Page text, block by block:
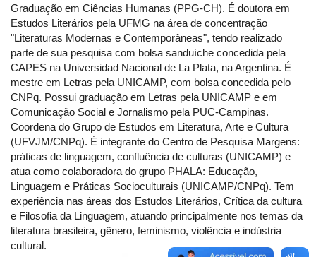
Graduação em Ciências Humanas (PPG-CH). É doutora em
Estudos Literários pela UFMG na área de concentração
"Literaturas Modernas e Contemporâneas", tendo realizado
parte de sua pesquisa com bolsa sanduíche concedida pela
CAPES na Universidad Nacional de La Plata, na Argentina. É
mestre em Letras pela UNICAMP, com bolsa concedida pelo
CNPq. Possui graduação em Letras pela UNICAMP e em
Comunicação Social e Jornalismo pela PUC-Campinas.
Coordena do Grupo de Estudos em Literatura, Arte e Cultura
(UFVJM/CNPq). É integrante do Centro de Pesquisa Margens:
práticas de linguagem, confluência de culturas (UNICAMP) e
atua como colaboradora do grupo PHALA: Educação,
Linguagem e Práticas Socioculturais (UNICAMP/CNPq). Tem
experiência nas áreas dos Estudos Literários, Crítica da cultura
e Filosofia da Linguagem, atuando principalmente nos temas da
literatura brasileira, gênero, feminismo, violência e indústria
cultural.